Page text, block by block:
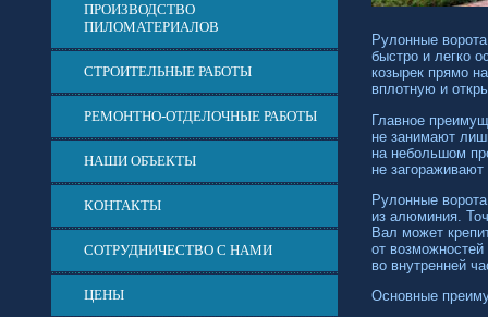
ПРОИЗВОДСТВО
ПИЛОМАТЕРИАЛОВ
СТРОИТЕЛЬНЫЕ РАБОТЫ
РЕМОНТНО-ОТДЕЛОЧНЫЕ РАБОТЫ
НАШИ ОБЪЕКТЫ
КОНТАКТЫ
СОТРУДНИЧЕСТВО С НАМИ
ЦЕНЫ
Рулонные
быстро и легко
козырек прямо
вплотную и
Главное
не занимают
на небольшом
не загораживают
Рулонные
из алюминия.
Вал может
от
во внутренней
Основные